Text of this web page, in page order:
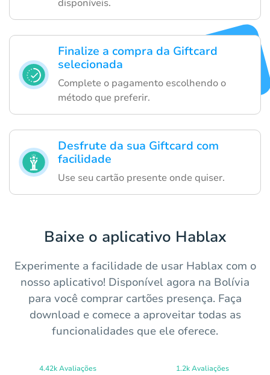
disponíveis.
Finalize a compra da Giftcard
selecionada
Complete o pagamento escolhendo o
método que preferir.
Desfrute da sua Giftcard com
facilidade
Use seu cartão presente onde quiser.
Baixe o aplicativo Hablax
Experimente a facilidade de usar Hablax com o
nosso aplicativo! Disponível agora na Bolívia
para você comprar cartões presença. Faça
download e comece a aproveitar todas as
funcionalidades que ele oferece.
4.42k Avaliações 1.2k Avaliações